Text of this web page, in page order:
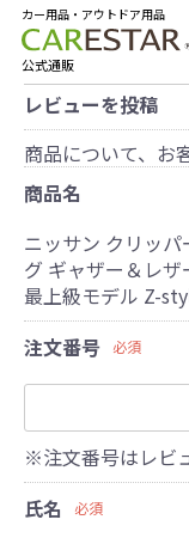
カー用品・アウトドア用品
公式通販
レビューを投稿
商品について、お
商品名
ニッサン クリッ
グ ギャザー＆レ
最上級モデル Z-
注文番号
必須
※注文番号はレビ
氏名
必須